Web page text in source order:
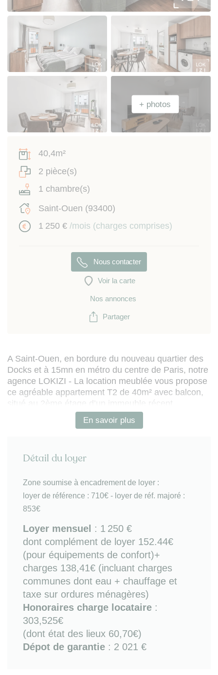
40,4m²
2 pièce(s)
1 chambre(s)
Saint-Ouen (93400)
1 250 € /mois (charges comprises)
Nous contacter
Voir la carte
Nos annonces
Partager
A Saint-Ouen, en bordure du nouveau quartier des
Docks et à 15mn en métro du centre de Paris, notre
agence LOKIZI - La location meublée vous propose
ce agréable appartement T2 de 40m² avec balcon,
situé au 2ème étage d’un immeuble récent.
L’appartement (fraîchement rénové) est entièrement
- séjour ouvert sur balcon avec espace salon (avec
- cuisine ouverte avec kitchenette (équipée de
réfrigérateur-congélateur, micro-ondes, plaques de
cuisson, kit vaisselle, petit électroménager, lave-
linge)
- chambre donnat sur balcon avec lit double
couchage (qualité hôtelière) et mobilier de
rangements
- salle d'eau attenante à la chambre avec douche
PMR et WC
- balcon de 4m².
Bon à savoir : orientation est / chauffage collectif
gaz / fibre / suggestions décoration.
Sur place ou à proximité immédiate :
transports (bus, métro lignes 13 /14 avec accès
direct à Châtelet et connexions directes aux 4 gares
En savoir plus
Détail du loyer
Zone soumise à encadrement de loyer :
loyer de référence : 710€ - loyer de réf. majoré :
853€
Loyer mensuel : 1 250 €
dont complément de loyer 152.44€
(pour équipements de confort)+
charges 138,41€ (incluant charges
communes dont eau + chauffage et
taxe sur ordures ménagères)
Honoraires charge locataire :
303,525€
(dont état des lieux 60,70€)
Dépot de garantie : 2 021 €